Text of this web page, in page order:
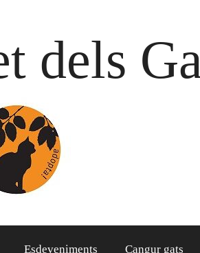
dels
Esdeveniments Cangur gats